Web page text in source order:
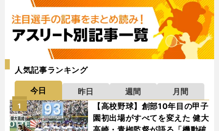
人気記事ランキング
今日 昨日 週間
月間
【高校野球】創部10年目の甲子
園初出場がすべてを変えた 健大
1